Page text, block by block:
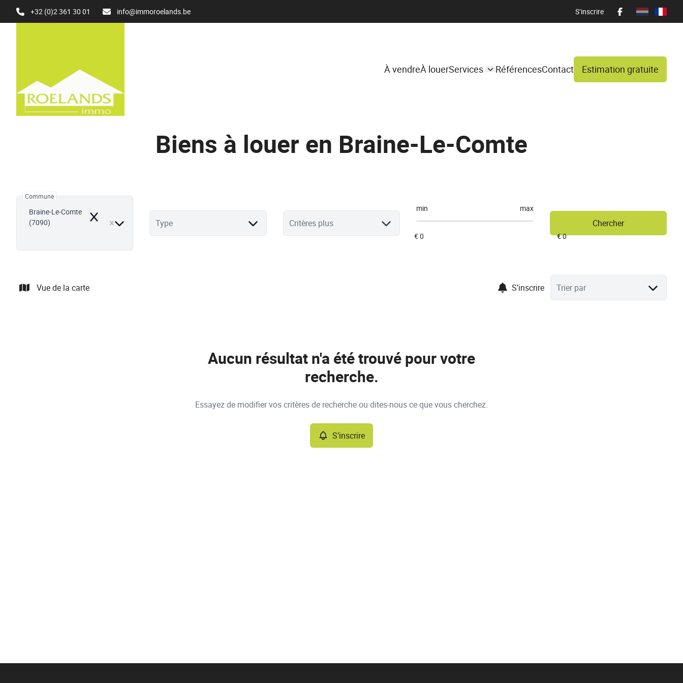
Aller au contenu principal
+32 (0)2 361 30 01 info@immoroelands.be S’inscrire
À vendreÀ louerServices RéférencesContact Estimation gratuite
Biens à louer en Braine-Le-Comte
Commune
Braine-Le-Comte
(7090)
Remove Type Critères plus
min max
Chercher
Vue de la carte S’inscrire Trier par
Aucun résultat n'a été trouvé pour votre
recherche.
Essayez de modifier vos critères de recherche ou dites-nous ce que vous cherchez.
S’inscrire